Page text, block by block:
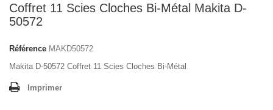
Coffret 11 Scies Cloches Bi-Métal Makita D-
50572
Référence MAKD50572
Makita D-50572 Coffret 11 Scies Cloches Bi-Métal
Imprimer